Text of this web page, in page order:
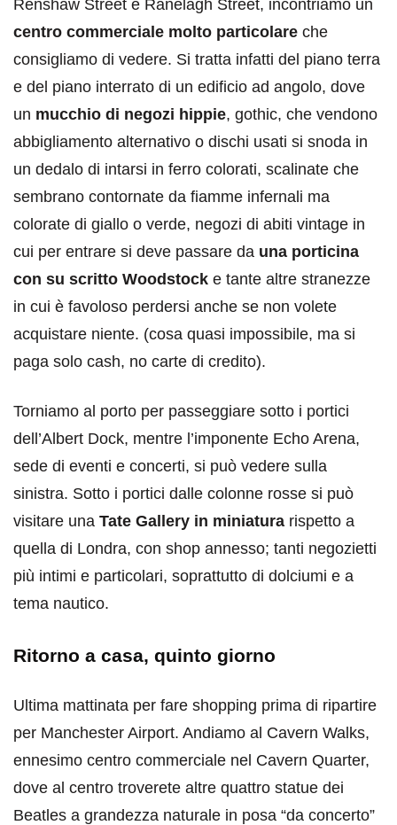
Renshaw Street e Ranelagh Street, incontriamo un
centro commerciale molto particolare che
consigliamo di vedere. Si tratta infatti del piano terra
e del piano interrato di un edificio ad angolo, dove
un mucchio di negozi hippie, gothic, che vendono
abbigliamento alternativo o dischi usati si snoda in
un dedalo di intarsi in ferro colorati, scalinate che
sembrano contornate da fiamme infernali ma
colorate di giallo o verde, negozi di abiti vintage in
cui per entrare si deve passare da una porticina
con su scritto Woodstock e tante altre stranezze
in cui è favoloso perdersi anche se non volete
acquistare niente. (cosa quasi impossibile, ma si
paga solo cash, no carte di credito).
Torniamo al porto per passeggiare sotto i portici
dell’Albert Dock, mentre l’imponente Echo Arena,
sede di eventi e concerti, si può vedere sulla
sinistra. Sotto i portici dalle colonne rosse si può
visitare una Tate Gallery in miniatura rispetto a
quella di Londra, con shop annesso; tanti negozietti
più intimi e particolari, soprattutto di dolciumi e a
tema nautico.
Ritorno a casa, quinto giorno
Ultima mattinata per fare shopping prima di ripartire
per Manchester Airport. Andiamo al Cavern Walks,
ennesimo centro commerciale nel Cavern Quarter,
dove al centro troverete altre quattro statue dei
Beatles a grandezza naturale in posa “da concerto”